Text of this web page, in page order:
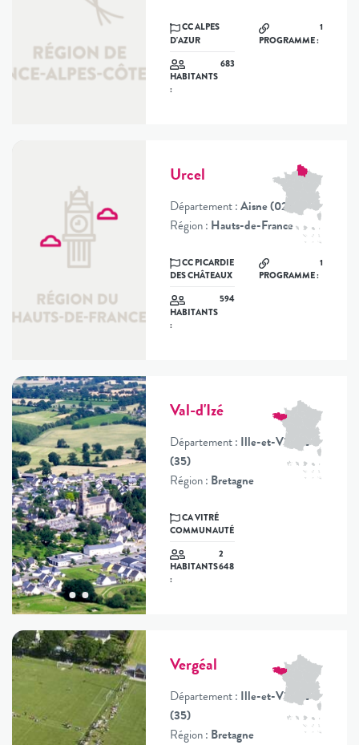
CC ALPES
D'AZUR
HABITANTS
:
683
PROGRAMME :
1
Urcel
Département :Aisne (02)
Région : Hauts-de-France
CC PICARDIE
DES CHÂTEAUX
HABITANTS
:
594
PROGRAMME :
1
Val-d'Izé
Département : Ille-et-Vilaine
(35)
Région : Bretagne
CA VITRÉ
COMMUNAUTÉ
HABITANTS
:
2
648
Vergéal
Département : Ille-et-Vilaine
(35)
Région : Bretagne